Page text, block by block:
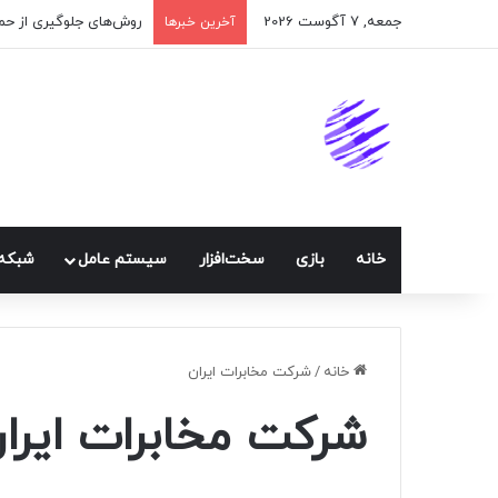
جمعه, 7 آگوست 2026 آخرین خبرها
خانه بازی سخت‌افزار سيستم عامل
خانه /شرکت مخابرات ایران
شرکت مخابرات